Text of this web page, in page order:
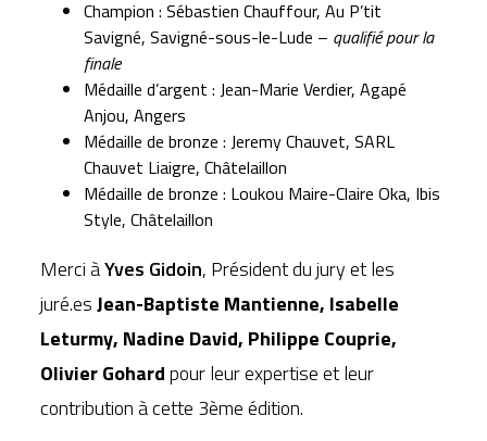
Champion : Sébastien Chauffour, Au P’tit
Savigné, Savigné-sous-le-Lude – qualifié pour la
finale
Médaille d’argent : Jean-Marie Verdier, Agapé
Anjou, Angers
Médaille de bronze : Jeremy Chauvet, SARL
Chauvet Liaigre, Châtelaillon
Médaille de bronze : Loukou Maire-Claire Oka, Ibis
Style, Châtelaillon
Merci àYves Gidoin, Président du jury et les
juré.esJean-Baptiste Mantienne, Isabelle
Leturmy, Nadine David, Philippe Couprie,
Olivier Gohardpour leur expertise et leur
contribution à cette 3ème édition.